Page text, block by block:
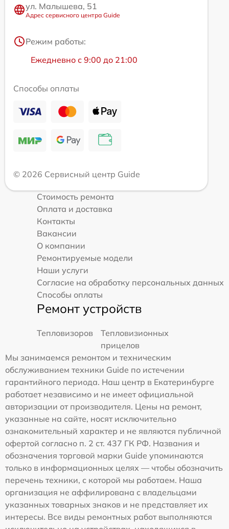
ул. Малышева, 51
Адрес сервисного центра Guide
Режим работы:
Ежедневно с 9:00 до 21:00
Способы оплаты
© 2026 Сервисный центр Guide
Стоимость ремонта
Оплата и доставка
Контакты
Вакансии
О компании
Ремонтируемые модели
Наши услуги
Согласие на обработку персональных данных
Способы оплаты
Ремонт устройств
Тепловизоров
Тепловизионных
прицелов
Мы занимаемся ремонтом и техническим
обслуживанием техники Guide по истечении
гарантийного периода. Наш центр в Екатеринбурге
работает независимо и не имеет официальной
авторизации от производителя. Цены на ремонт,
указанные на сайте, носят исключительно
ознакомительный характер и не являются публичной
офертой согласно п. 2 ст. 437 ГК РФ. Названия и
обозначения торговой марки Guide упоминаются
только в информационных целях — чтобы обозначить
перечень техники, с которой мы работаем. Наша
организация не аффилирована с владельцами
указанных товарных знаков и не представляет их
интересы. Все виды ремонтных работ выполняются